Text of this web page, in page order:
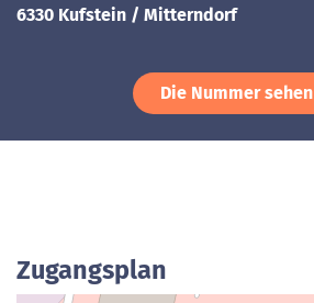
6330 Kufstein / Mitterndorf
Die Nummer sehen
Zugangsplan